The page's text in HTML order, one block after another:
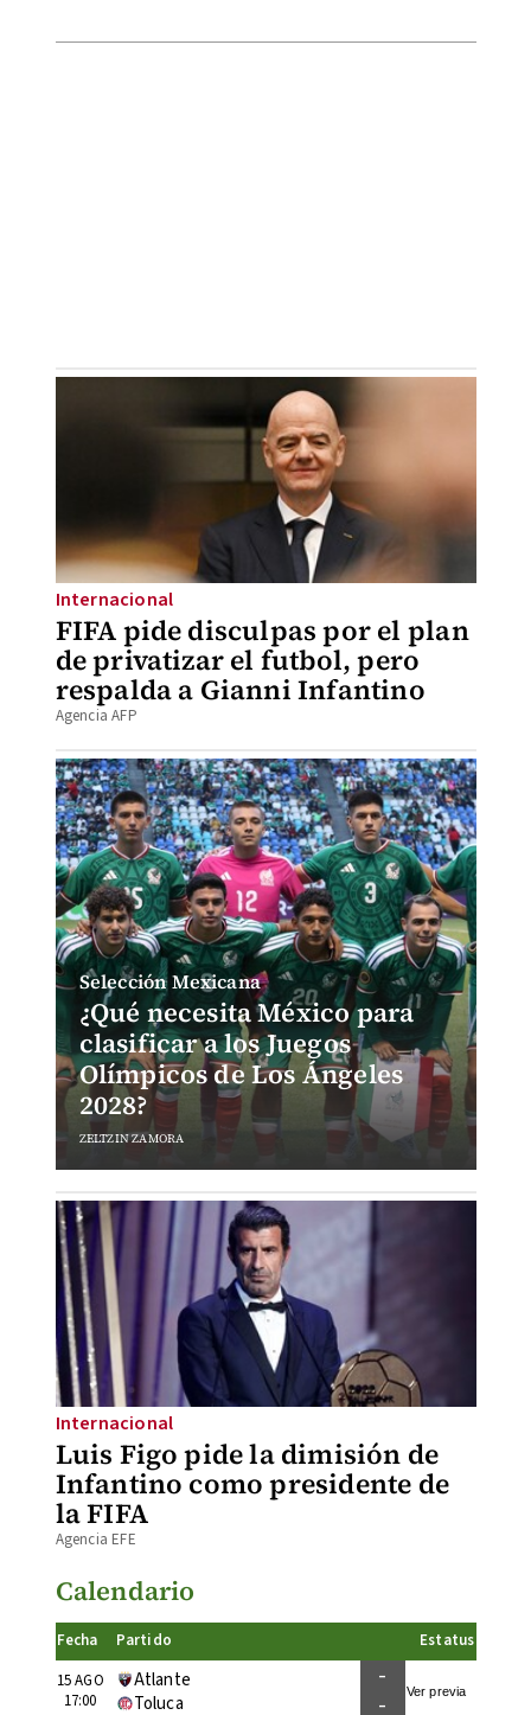
FIFA pide disculpas por el plan
de privatizar el futbol, pero
respalda a Gianni Infantino
Internacional
Agencia AFP
¿Qué necesita México para
clasificar a los Juegos
Olímpicos de Los Ángeles
2028?
Selección Mexicana
ZELTZIN ZAMORA
Luis Figo pide la dimisión de
Infantino como presidente de
la FIFA
Internacional
Agencia EFE
Calendario
Fecha Partido
Estatus
15 AGO
17:00
Atlante
Toluca
-
-
Ver previa